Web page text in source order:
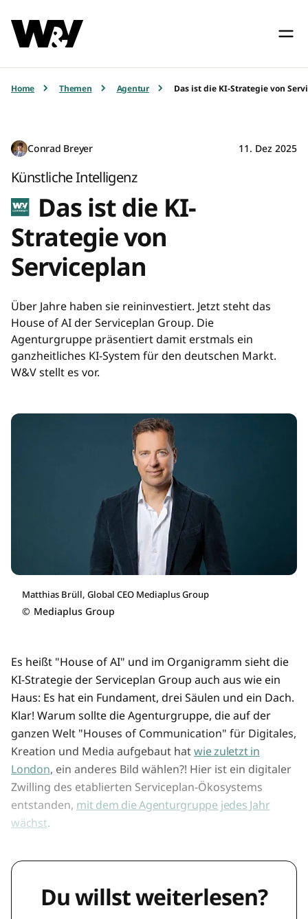
Home Themen Agentur Das ist die KI-Strategie von
Conrad Breyer 11. Dez 2025
Künstliche Intelligenz
Das ist die KI-
Strategie von
Serviceplan
Über Jahre haben sie reininvestiert. Jetzt steht das
House of AI der Serviceplan Group. Die
Agenturgruppe präsentiert damit erstmals ein
ganzheitliches KI-System für den deutschen Markt.
W&V stellt es vor.
Matthias Brüll, Global CEO Mediaplus Group
© Mediaplus Group
Es heißt "House of AI" und im Organigramm sieht die
KI-Strategie der Serviceplan Group auch aus wie ein
Haus: Es hat ein Fundament, drei Säulen und ein Dach.
Klar! Warum sollte die Agenturgruppe, die auf der
ganzen Welt "Houses of Communication" für Digitales,
Kreation und Media aufgebaut hatwie zuletzt in
London, ein anderes Bild wählen?! Hier ist ein digitaler
Zwilling des etablierten Serviceplan-Ökosystems
entstanden, mit dem die Agenturgruppe jedes Jahr
wächst.
Du willst weiterlesen?